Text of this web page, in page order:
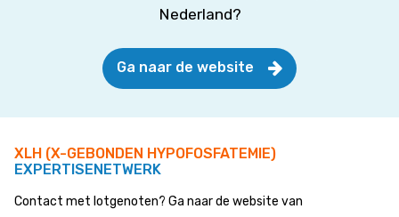
Nederland?
Ga naar de website
XLH (X-GEBONDEN HYPOFOSFATEMIE)
EXPERTISENETWERK
Contact met lotgenoten? Ga naar de website van